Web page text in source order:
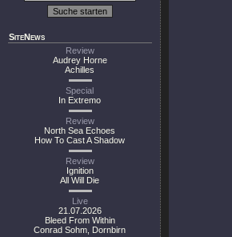
SiteNews
Review
Audrey Horne
Achilles
Special
In Extremo
Review
North Sea Echoes
How To Cast A Shadow
Review
Ignition
All Will Die
Live
21.07.2026
Bleed From Within
Conrad Sohm, Dornbirn